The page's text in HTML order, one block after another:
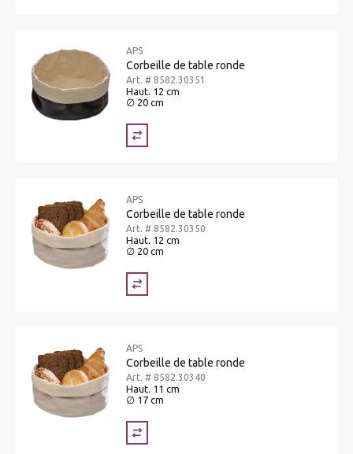
APS
Corbeille de table ronde
Art. # 8582.30351
Haut. 12 cm
∅ 20 cm
APS
Corbeille de table ronde
Art. # 8582.30350
Haut. 12 cm
∅ 20 cm
APS
Corbeille de table ronde
Art. # 8582.30340
Haut. 11 cm
∅ 17 cm